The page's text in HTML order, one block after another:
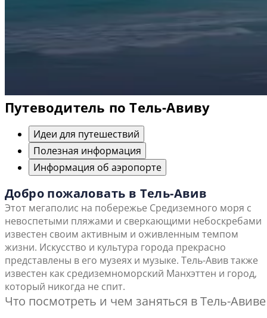
Путеводитель по Тель-Авиву
Идеи для путешествий
Полезная информация
Информация об аэропорте
Добро пожаловать в Тель-Авив
Этот мегаполис на побережье Средиземного моря с
невоспетыми пляжами и сверкающими небоскребами
известен своим активным и оживленным темпом
жизни. Искусство и культура города прекрасно
представлены в его музеях и музыке. Тель-Авив также
известен как средиземноморский Манхэттен и город,
который никогда не спит.
Что посмотреть и чем заняться в Тель-Авиве